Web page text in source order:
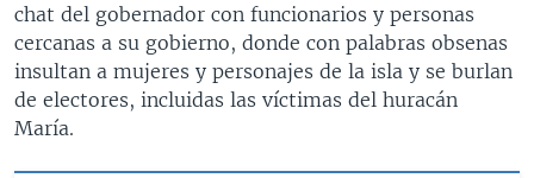
chat del gobernador con funcionarios y personas
cercanas a su gobierno, donde con palabras obsenas
insultan a mujeres y personajes de la isla y se burlan
de electores, incluidas las víctimas del huracán
María.